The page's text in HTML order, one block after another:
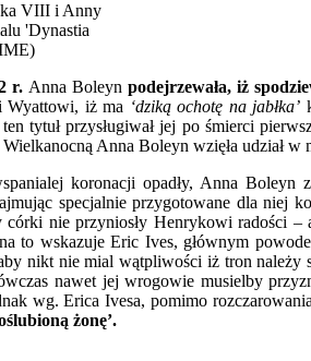
VIII i Anny
'Dynastia
r. Anna Boleyn podejrzewała, iż
Wyattowi, iż ma ‘dziką ochotę na jabłka’
tytuł przysługiwał jej po śmierci
Anna Boleyn wzięła udział
koronacji opadły, Anna Boleyn
specjalnie przygotowane dla niej
córki nie przyniosły Henrykowi radości –
to wskazuje Eric Ives, głównym
nikt nie mial wątpliwości iż tron należy
nawet jej wrogowie musielby
wg. Erica Ivesa, pomimo
żonę’.